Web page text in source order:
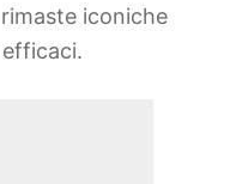
iconiche